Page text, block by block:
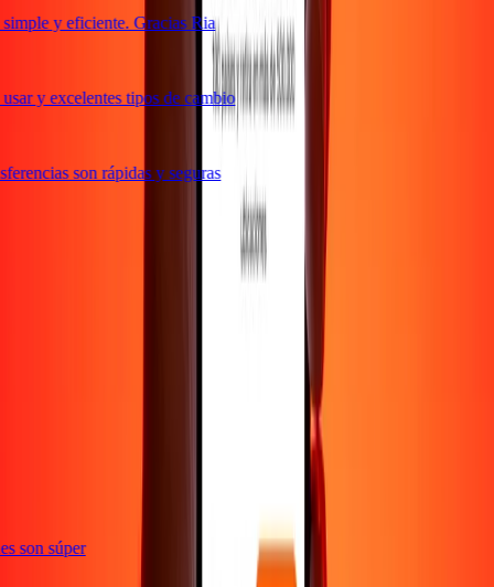
y eficiente. Gracias Ria
y excelentes tipos de cambio
son rápidas y seguras
son súper